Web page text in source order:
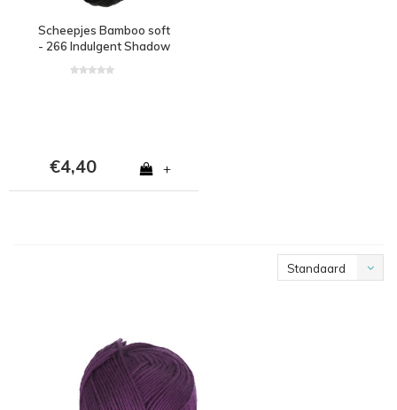
Scheepjes Bamboo soft
- 266 Indulgent Shadow
katoen - Zwart
€4,40 +
Standaard